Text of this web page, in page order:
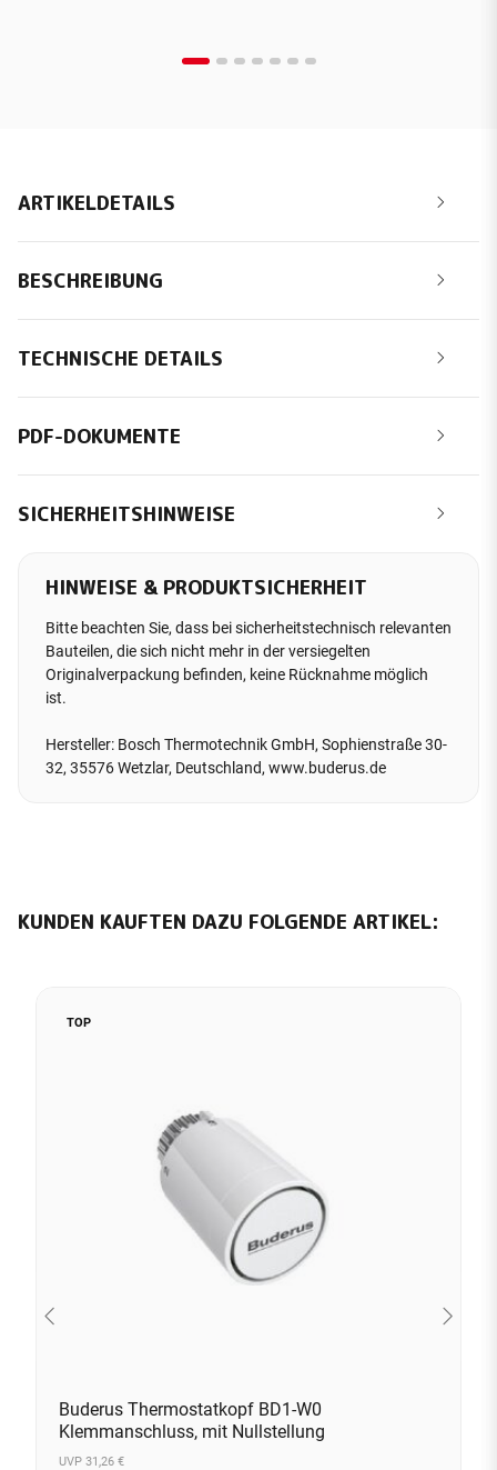
ARTIKELDETAILS
BESCHREIBUNG
TECHNISCHE DETAILS
PDF-DOKUMENTE
SICHERHEITSHINWEISE
HINWEISE & PRODUKTSICHERHEIT
Bitte beachten Sie, dass bei sicherheitstechnisch relevanten
Bauteilen, die sich nicht mehr in der versiegelten
Originalverpackung befinden, keine Rücknahme möglich
ist.
Hersteller: Bosch Thermotechnik GmbH, Sophienstraße 30-
32, 35576 Wetzlar, Deutschland, www.buderus.de
KUNDEN KAUFTEN DAZU FOLGENDE ARTIKEL:
TOP
Buderus Thermostatkopf BD1-W0
Klemmanschluss, mit Nullstellung
UVP 31,26 €